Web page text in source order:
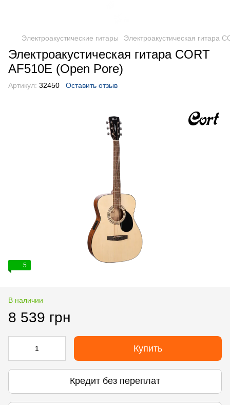
Электроакустические гитары Электроакустическая гитара
Электроакустическая гитара CORT
AF510E (Open Pore)
Артикул: 32450 Оставить отзыв
5
В наличии
8 539 грн
Купить
Кредит без переплат